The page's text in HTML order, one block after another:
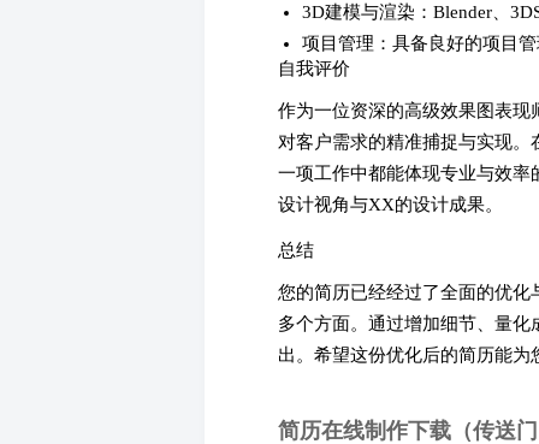
3D建模与渲染：Blender、
项目管理：具备良好的项目
自我评价
作为一位资深的高级效果图表
对客户需求的精准捕捉与实现
一项工作中都能体现专业与效
设计视角与XX的设计成果。
总结
您的简历已经经过了全面的优
多个方面。通过增加细节、量
出。希望这份优化后的简历能
简历在线制作下载（传送